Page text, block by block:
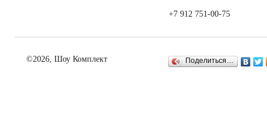
+7 912 751-00-75
©2026, Шоу Комплект Поделиться…